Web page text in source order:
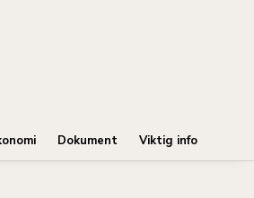
Dokument Viktig info